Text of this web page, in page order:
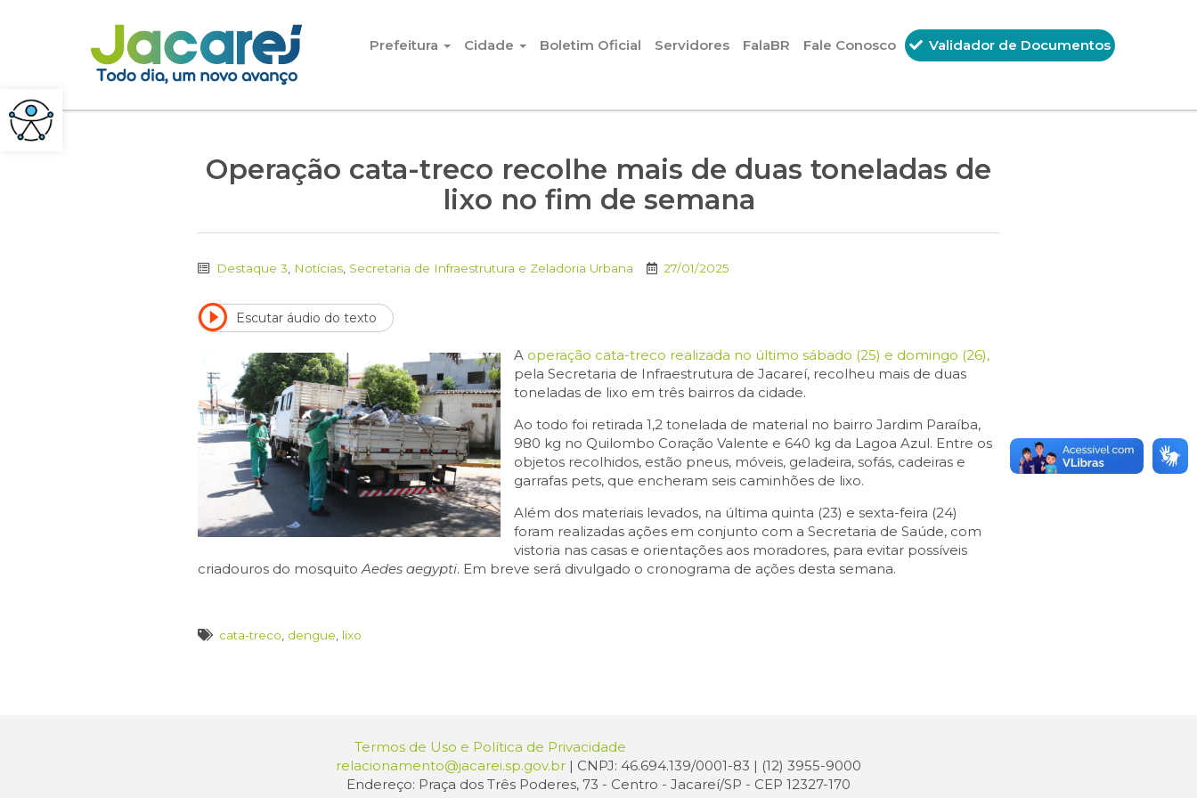
Pular para o conteúdo
Prefeitura
Cidade Boletim Oficial Servidores FalaBR Fale Conosco Validador de Documentos
Operação cata-treco recolhe mais de duas toneladas de
lixo no fim de semana
Destaque 3 Notícias Secretaria de Infraestrutura e Zeladoria Urbana 27/01/2025
Escutar áudio do texto
A operação cata-treco realizada no último sábado (25) e domingo (26),
pela Secretaria de Infraestrutura de Jacareí, recolheu mais de duas
toneladas de lixo em três bairros da cidade.
Ao todo foi retirada 1,2 tonelada de material no bairro Jardim Paraíba,
980 kg no Quilombo Coração Valente e 640 kg da Lagoa Azul. Entre os
objetos recolhidos, estão pneus, móveis, geladeira, sofás, cadeiras e
garrafas pets, que encheram seis caminhões de lixo.
Além dos materiais levados, na última quinta (23) e sexta-feira (24)
foram realizadas ações em conjunto com a Secretaria de Saúde, com
vistoria nas casas e orientações aos moradores, para evitar possíveis
criadouros do mosquitoAedes aegypti. Em breve será divulgado o cronograma de ações desta semana.
cata-treco dengue lixo
Termos de Uso e Política de Privacidade
relacionamento@jacarei.sp.gov.br | CNPJ: 46.694.139/0001-83 | (12) 3955-9000
Endereço: Praça dos Três Poderes, 73 - Centro - Jacareí/SP - CEP 12327-170